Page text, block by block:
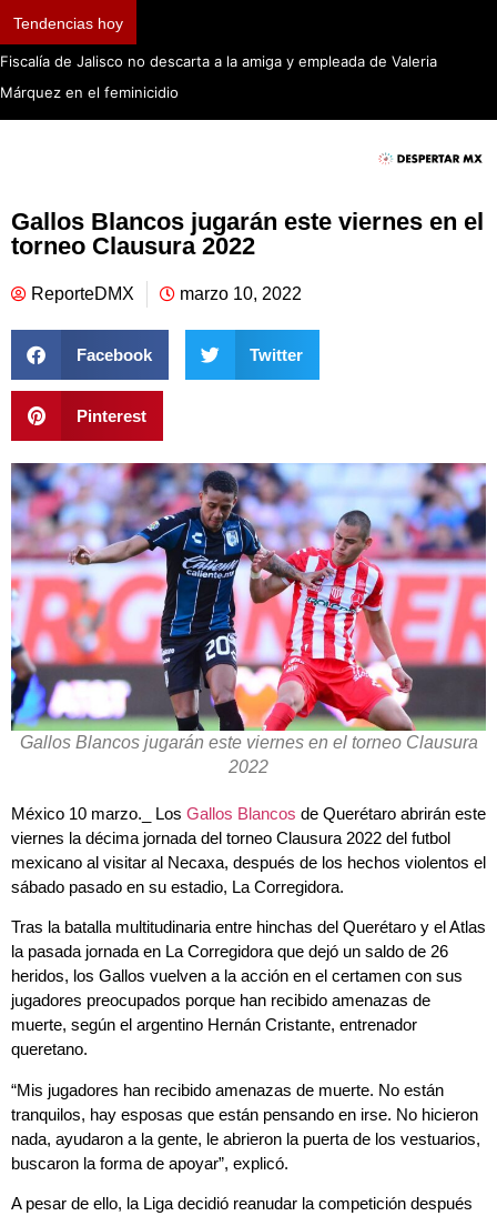
Tendencias hoy
Fiscalía de Jalisco no descarta a la amiga y empleada de Valeria
Márquez en el feminicidio
Gallos Blancos jugarán este viernes en el
torneo Clausura 2022
ReporteDMX marzo 10, 2022
Facebook Twitter
Pinterest
Gallos Blancos jugarán este viernes en el torneo Clausura
2022
México 10 marzo._ Los Gallos Blancos de Querétaro abrirán este
viernes la décima jornada del torneo Clausura 2022 del futbol
mexicano al visitar al Necaxa, después de los hechos violentos el
sábado pasado en su estadio, La Corregidora.
Tras la batalla multitudinaria entre hinchas del Querétaro y el Atlas
la pasada jornada en La Corregidora que dejó un saldo de 26
heridos, los Gallos vuelven a la acción en el certamen con sus
jugadores preocupados porque han recibido amenazas de
muerte, según el argentino Hernán Cristante, entrenador
queretano.
“Mis jugadores han recibido amenazas de muerte. No están
tranquilos, hay esposas que están pensando en irse. No hicieron
nada, ayudaron a la gente, le abrieron la puerta de los vestuarios,
buscaron la forma de apoyar”, explicó.
A pesar de ello, la Liga decidió reanudar la competición después